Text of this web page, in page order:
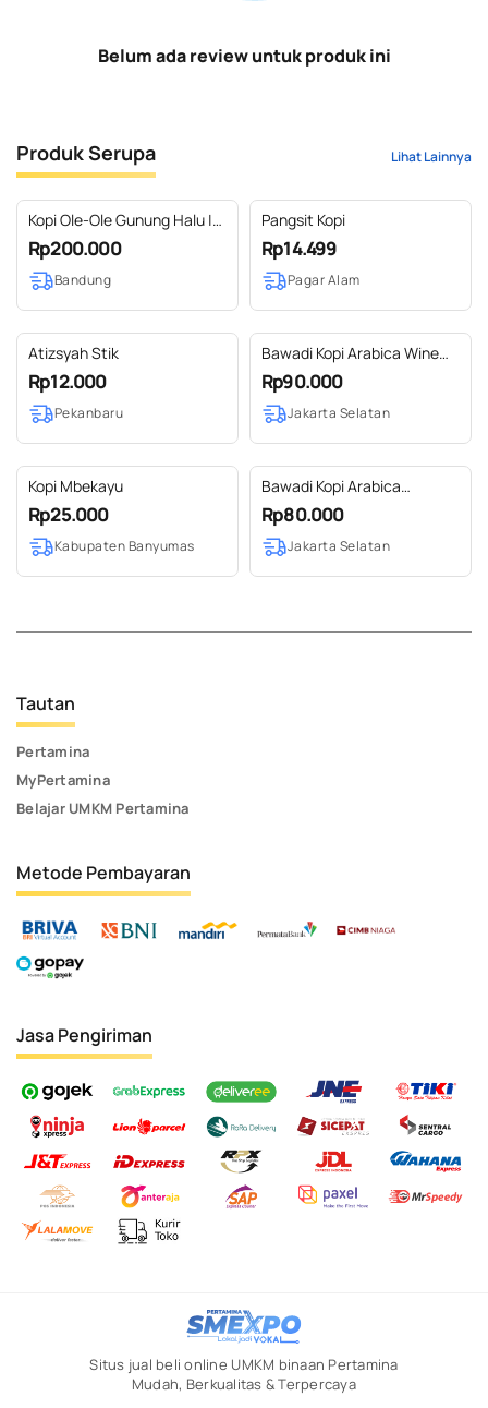
Belum ada review untuk produk ini
Produk Serupa Lihat Lainnya
Kopi Ole-Ole Gunung Halu |
Arabica Specialty
Rp200.000
Bandung
Pangsit Kopi
Rp14.499
Pagar Alam
Atizsyah Stik
Rp12.000
Pekanbaru
Bawadi Kopi Arabica Wine
Coffee 200g
Rp90.000
Jakarta Selatan
Kopi Mbekayu
Rp25.000
Kabupaten Banyumas
Bawadi Kopi Arabica
Specialty 200g
Rp80.000
Jakarta Selatan
Tautan
Pertamina
MyPertamina
Belajar UMKM Pertamina
Metode Pembayaran
Jasa Pengiriman
Situs jual beli online UMKM binaan Pertamina
Mudah, Berkualitas & Terpercaya